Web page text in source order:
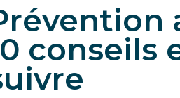
conseils